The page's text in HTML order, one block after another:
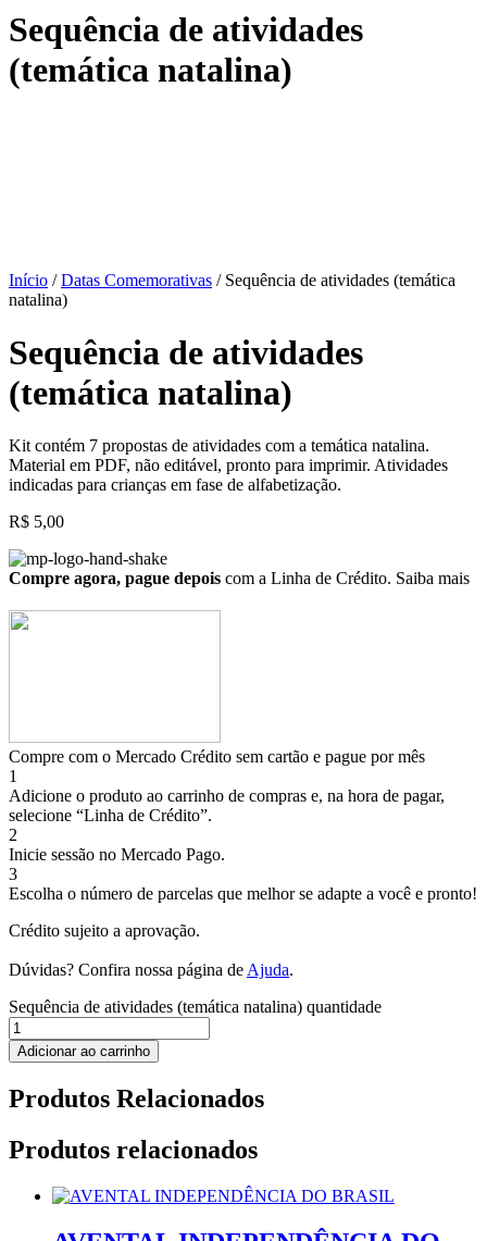
Sequência de atividades
(temática natalina)
Início /Datas Comemorativas / Sequência de atividades (temática
natalina)
Sequência de atividades
(temática natalina)
Kit contém 7 propostas de atividades com a temática natalina.
Material em PDF, não editável, pronto para imprimir. Atividades
indicadas para crianças em fase de alfabetização.
R$ 5,00
Compre agora, pague depois com a Linha de Crédito. Saiba mais
Compre com o Mercado Crédito sem cartão e pague por mês
1
Adicione o produto ao carrinho de compras e, na hora de pagar,
selecione “Linha de Crédito”.
2
Inicie sessão no Mercado Pago.
3
Escolha o número de parcelas que melhor se adapte a você e pronto!
Crédito sujeito a aprovação.
Dúvidas? Confira nossa página de Ajuda.
Sequência de atividades (temática natalina) quantidade
Adicionar ao carrinho
Produtos Relacionados
Produtos relacionados